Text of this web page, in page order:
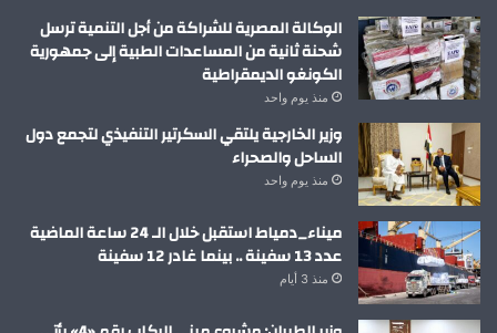
الوكالة المصرية للشراكة من أجل التنمية ترسل
شحنة ثانية من المساعدات الطبية إلى جمهورية
الكونغو الديمقراطية
منذ يوم واحد
وزير الخارجية يلتقي السكرتير التنفيذي لتجمع دول
الساحل والصحراء
منذ يوم واحد
ميناء_دمياط استقبل خلال الـ 24 ساعة الماضية
عدد 13 سفينة .. بينما غادر 12 سفينة
منذ 3 أيام